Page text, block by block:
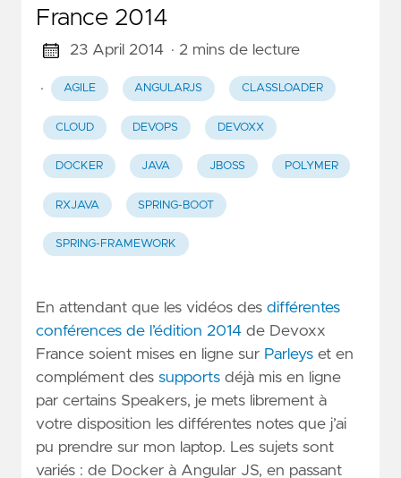
France 2014
23 April 2014 · 2 mins de lecture
· AGILE ANGULARJS CLASSLOADER
CLOUD DEVOPS DEVOXX
DOCKER JAVA JBOSS POLYMER
RXJAVA SPRING-BOOT
SPRING-FRAMEWORK
En attendant que les vidéos des différentes
conférences de l’édition 2014 de Devoxx
France soient mises en ligne sur Parleys et en
complément des supports déjà mis en ligne
par certains Speakers, je mets librement à
votre disposition les différentes notes que j’ai
pu prendre sur mon laptop. Les sujets sont
variés : de Docker à Angular JS, en passant